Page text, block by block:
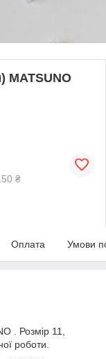
MATSUNO
₴
Оплата Умови
. Розмір 11,
роботи.